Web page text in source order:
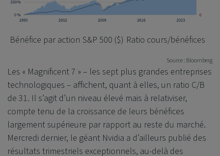
Bénéfice par action S&P 500 ($) Ratio cours/bénéfices
Source : Bloomberg
Les « Magnificent 7 » – les sept plus grandes entreprises
technologiques – affichent, quant à elles, un ratio C/B
de 31. Il s’agit d’un niveau élevé mais à relativiser,
compte tenu de la croissance de leurs bénéfices
largement supérieure par rapport au reste du marché.
Mercredi dernier, le géant Nvidia a d’ailleurs publié des
résultats trimestriels exceptionnels, au-delà des